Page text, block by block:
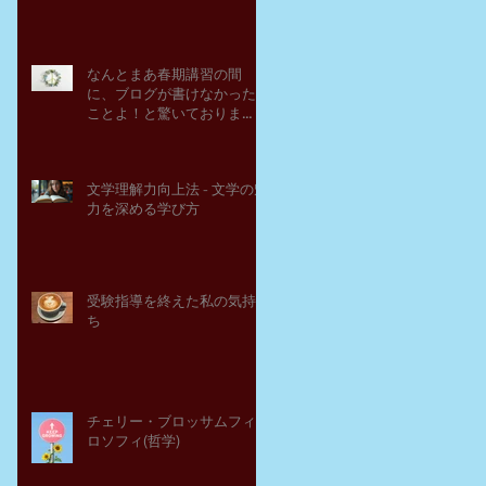
なんとまあ春期講習の間
に、ブログが書けなかった
ことよ！と驚いておりま
文学理解力向上法 - 文学の魅
力を深める学び方
受験指導を終えた私の気持
ち
チェリー・ブロッサムフィ
ロソフィ(哲学)